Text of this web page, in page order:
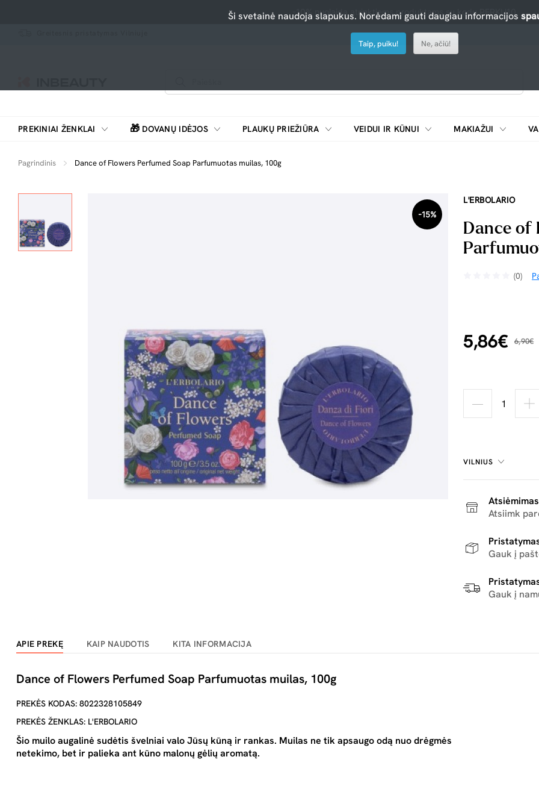
-10% nuolaida atrinktiems produktams su kodu PERKU10
PREKINIAI ŽENKLAI 🎁 DOVANŲ IDĖJOS PLAUKŲ PRIEŽIŪRA VEIDUI IR KŪNUI MAKIAŽUI
Pagrindinis Dance of Flowers Perfumed Soap Parfumuotas muilas, 100g
-15%
L'ERBOLARIO
Dance of
(0)
5,86€ 6,90€
VILNIUS
Atsiimk
Gauk į
Gauk į
APIE PREKĘ KAIP NAUDOTIS KITA INFORMACIJA
Dance of Flowers Perfumed Soap Parfumuotas muilas, 100g
PREKĖS KODAS: 8022328105849
PREKĖS ŽENKLAS: L'ERBOLARIO
Šio muilo augalinė sudėtis švelniai valo Jūsų kūną ir rankas. Muilas ne tik apsaugo odą nuo drėgmės
netekimo, bet ir palieka ant kūno malonų gėlių aromatą.
Ši svetainė naudoja slapukus. Norėdami gauti daugiau informacijos
Taip, puiku! Ne, ačiū!